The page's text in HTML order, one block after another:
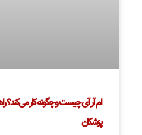
ام آر آی چیست و چگونه کار می‌کند؟
پزشکان